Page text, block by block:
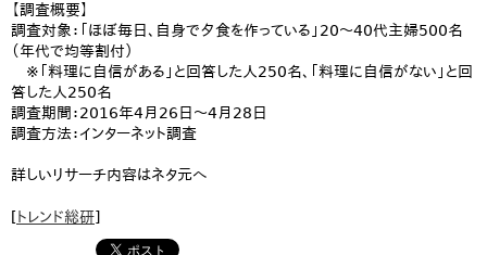
【調査概要】
調査対象：「ほぼ毎日、自身で夕食を作っている」20～40代主婦500名
（年代で均等割付）
※「料理に自信がある」と回答した人250名、「料理に自信がない」と回
答した人250名
調査期間：2016年4月26日～4月28日
調査方法：インターネット調査
詳しいリサーチ内容はネタ元へ
[トレンド総研]